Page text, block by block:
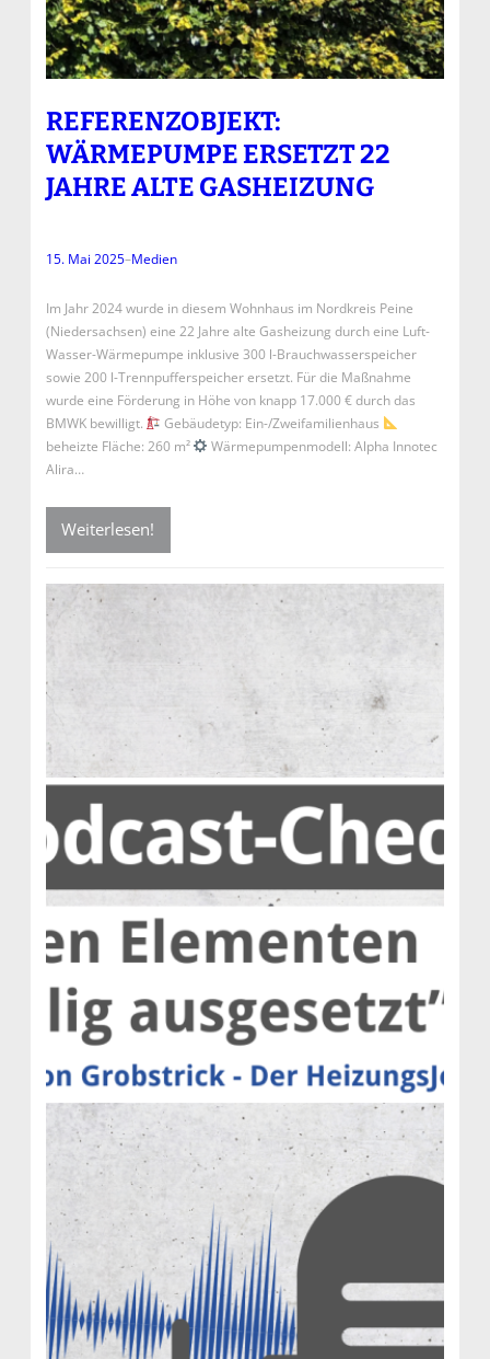
REFERENZOBJEKT:
WÄRMEPUMPE ERSETZT 22
JAHRE ALTE GASHEIZUNG
15. Mai 2025–Medien
Im Jahr 2024 wurde in diesem Wohnhaus im Nordkreis Peine
(Niedersachsen) eine 22 Jahre alte Gasheizung durch eine Luft-
Wasser-Wärmepumpe inklusive 300 l-Brauchwasserspeicher
sowie 200 l-Trennpufferspeicher ersetzt. Für die Maßnahme
wurde eine Förderung in Höhe von knapp 17.000 € durch das
BMWK bewilligt.
Gebäudetyp: Ein-/Zweifamilienhaus
beheizte Fläche: 260 m²
Wärmepumpenmodell: Alpha Innotec
Alira…
Weiterlesen!